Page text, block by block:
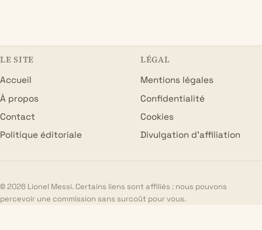
LE SITE
Accueil
À propos
Contact
Politique éditoriale
LÉGAL
Mentions légales
Confidentialité
Cookies
Divulgation d’affiliation
© 2026 Lionel Messi. Certains liens sont affiliés : nous pouvons
percevoir une commission sans surcoût pour vous.